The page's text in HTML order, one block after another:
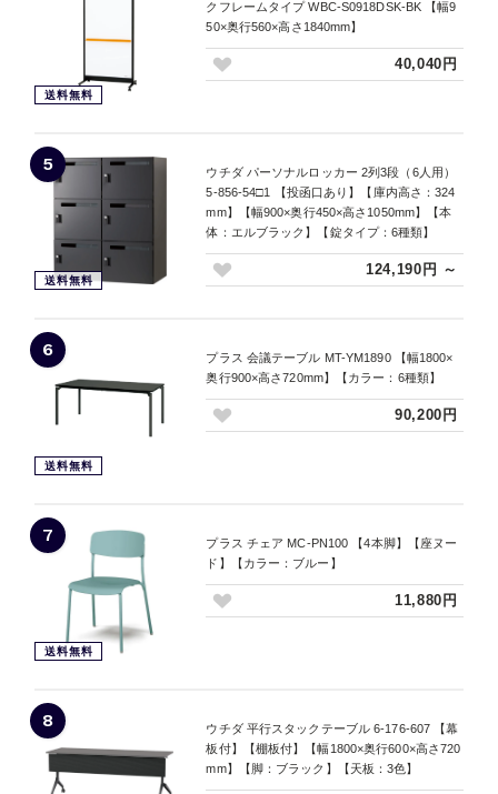
送料無料
クフレームタイプ WBC-S0918DSK-BK 【幅9
50×奥行560×高さ1840mm】
40,040円
5
送料無料
ウチダ パーソナルロッカー 2列3段（6人用）
5-856-54□1 【投函口あり】【庫内高さ：324
mm】【幅900×奥行450×高さ1050mm】【本
体：エルブラック】【錠タイプ：6種類】
124,190円 ～
6
送料無料
プラス 会議テーブル MT-YM1890 【幅1800×
奥行900×高さ720mm】【カラー：6種類】
90,200円
7
送料無料
プラス チェア MC-PN100 【4本脚】【座ヌー
ド】【カラー：ブルー】
11,880円
8
ウチダ 平行スタックテーブル 6-176-607 【幕
板付】【棚板付】【幅1800×奥行600×高さ720
mm】【脚：ブラック】【天板：3色】